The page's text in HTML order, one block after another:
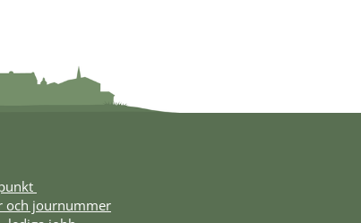
och journummer